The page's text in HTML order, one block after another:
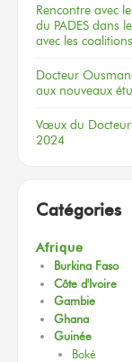
Rencontre avec
du PADES dans
avec les coalitions
Docteur
aux nouveaux
Vœux du Docteur
2024
Catégories
Afrique
Burkina Faso
Côte d'Ivoire
Gambie
Ghana
Guinée
Boké